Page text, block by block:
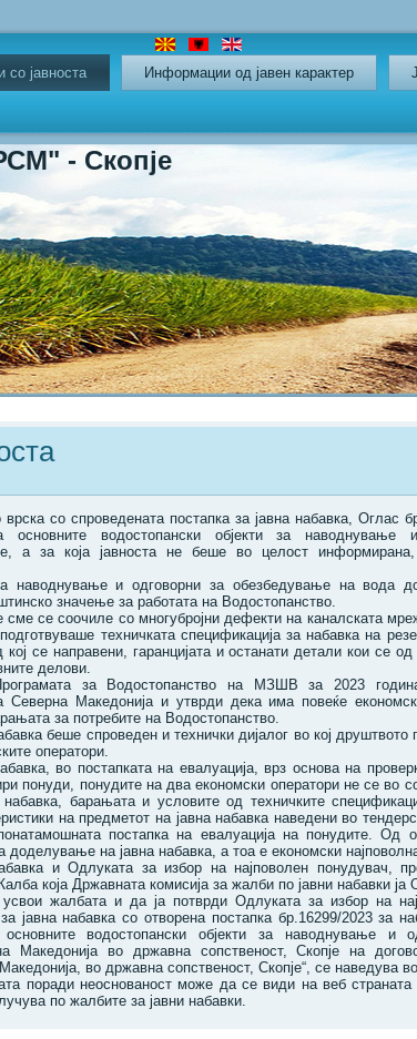
со јавноста Информации од јавен карактер
- Скопје
со спроведената постапка за јавна набавка, Оглас
водостопански објекти за
а за која јавноста не беше во целост
наводнување и одговорни за обезбедување на вода до
значење за работата на Водостопанство.
сме се соочиле со многубројни дефекти на каналската
техничката спецификација за набавка на
кој се направени, гаранцијата и останати детали кои се
делови.
за Водостопанство на МЗШВ за 2023
Северна Македонија и утврди дека има повеќе
за потребите на Водостопанство.
беше спроведен и технички дијалог во кој друштвото
оператори.
во постапката на евалуација, врз основа на
понуди, понудите на два економски оператори не се во
набавка, барањата и условите од техничките
на предметот на јавна набавка наведени во
постапка на евалуација на понудите. Од
доделување на јавна набавка, а тоа е економски
и Одлуката за избор на најповолен понудувач,
која Државната комисија за жалби по јавни
жалбата и да ја потврди Одлуката за избор на
јавна набавка со отворена постапка бр.16299/2023 за
водостопански објекти за наводнување
Македонија во државна сопственост, Скопје на
во државна сопственост, Скопје“, се наведува
поради неоснованост може да се види на веб
по жалбите за јавни набавки.